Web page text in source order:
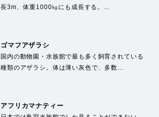
長3m、体重1000㎏にも成長する。…
ゴマフアザラシ
国内の動物園・水族館で最も多く飼育されている
種類のアザラシ。体は薄い灰色で、多数…
アフリカマナティー